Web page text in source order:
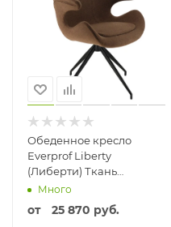
Обеденное кресло
Everprof Liberty
(Либерти) Ткань
Коричневый
Много
от 25 870 руб.